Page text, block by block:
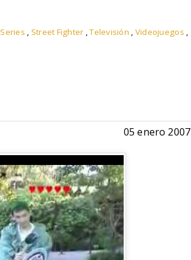
Series , Street Fighter ,Televisión , Videojuegos ,
05 enero 2007